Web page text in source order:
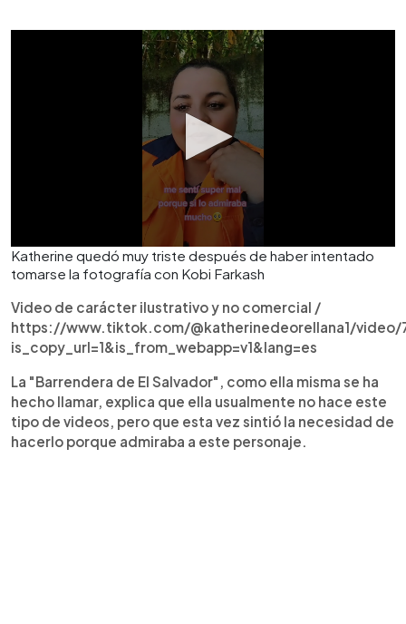
Katherine quedó muy triste después de haber intentado
tomarse la fotografía con Kobi Farkash
Video de carácter ilustrativo y no comercial /
https://www.tiktok.com/@katherinedeorellana1/video/
is_copy_url=1&is_from_webapp=v1&lang=es
La "Barrendera de El Salvador", como ella misma se ha
hecho llamar, explica que ella usualmente no hace este
tipo de videos, pero que esta vez sintió la necesidad de
hacerlo porque admiraba a este personaje.